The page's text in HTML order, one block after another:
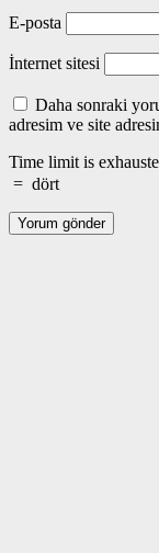
E-posta
İnternet sitesi
Daha sonraki
adresim ve site
Time limit is
= dört